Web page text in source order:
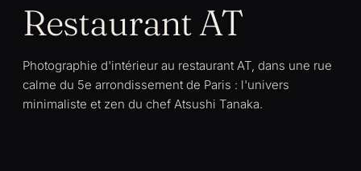
Restaurant AT
Photographie d'intérieur au restaurant AT, dans une rue
calme du 5e arrondissement de Paris : l'univers
minimaliste et zen du chef Atsushi Tanaka.